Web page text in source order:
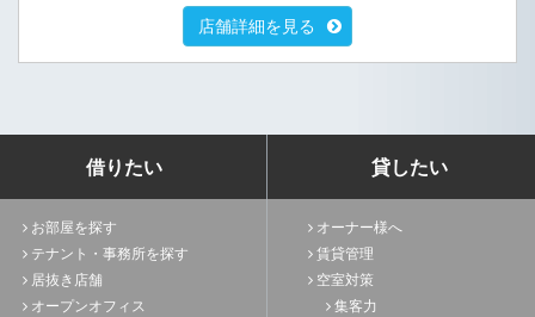
店舗詳細を見る
借りたい
お部屋を探す
テナント・事務所を探す
居抜き店舗
オープンオフィス
貸したい
オーナー様へ
賃貸管理
空室対策
集客力